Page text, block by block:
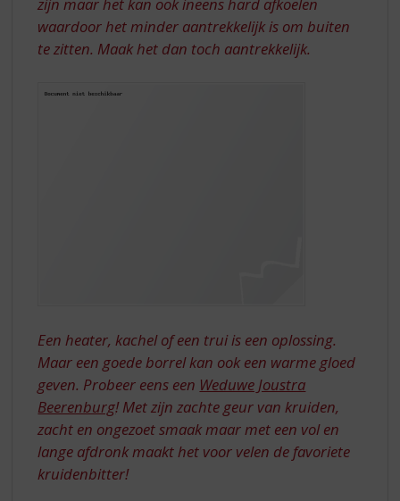
zijn maar het kan ook ineens hard afkoelen
waardoor het minder aantrekkelijk is om buiten
te zitten. Maak het dan toch aantrekkelijk.
Een heater, kachel of een trui is een oplossing.
Maar een goede borrel kan ook een warme gloed
geven. Probeer eens een Weduwe Joustra
Beerenburg! Met zijn zachte geur van kruiden,
zacht en ongezoet smaak maar met een vol en
lange afdronk maakt het voor velen de favoriete
kruidenbitter!